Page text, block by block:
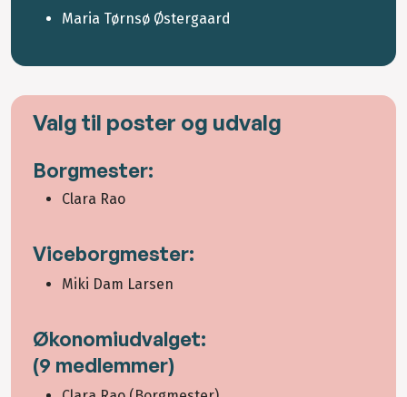
Maria Tørnsø Østergaard
Valg til poster og udvalg
Borgmester:
Clara Rao
Viceborgmester:
Miki Dam Larsen
Økonomiudvalget:
(9 medlemmer)